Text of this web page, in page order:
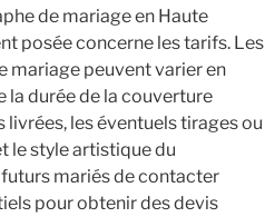
de mariage en Haute
posée concerne les tarifs. Les
mariage peuvent varier en
la durée de la couverture
les éventuels tirages ou
le style artistique du
mariés de contacter
pour obtenir des devis